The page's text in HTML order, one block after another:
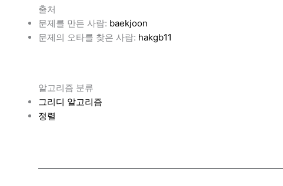
출처
문제를 만든 사람: baekjoon
문제의 오타를 찾은 사람: hakgb11
알고리즘 분류
그리디 알고리즘
정렬